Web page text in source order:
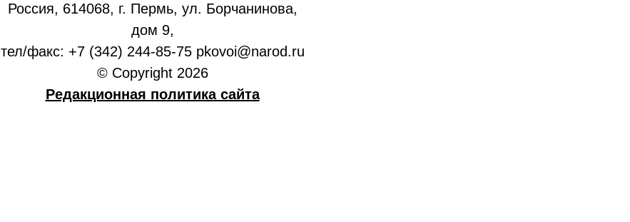
Россия, 614068, г. Пермь, ул. Борчанинова,
дом 9,
тел/факс: +7 (342) 244-85-75 pkovoi@narod.ru
© Copyright 2026
Редакционная политика сайта